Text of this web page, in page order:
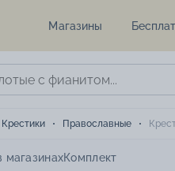
Магазины
Крестики Православные
магазинахКомплект